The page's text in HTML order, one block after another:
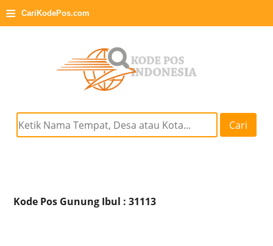
≡ CariKodePos.com
Cari
Kode Pos Gunung Ibul : 31113